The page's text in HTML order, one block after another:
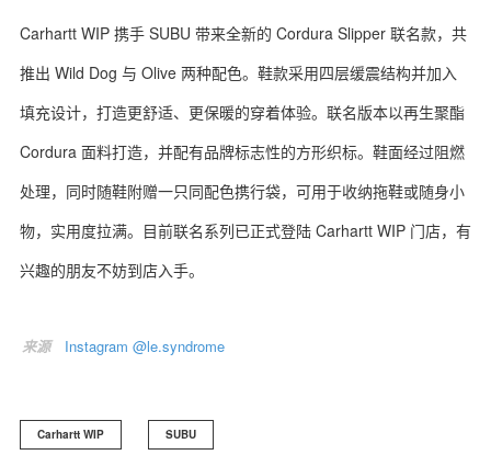
Carhartt WIP 携手 SUBU 带来全新的 Cordura Slipper 联名款，共
推出 Wild Dog 与 Olive 两种配色。鞋款采用四层缓震结构并加入
填充设计，打造更舒适、更保暖的穿着体验。联名版本以再生聚酯
Cordura 面料打造，并配有品牌标志性的方形织标。鞋面经过阻燃
处理，同时随鞋附赠一只同配色携行袋，可用于收纳拖鞋或随身小
物，实用度拉满。目前联名系列已正式登陆 Carhartt WIP 门店，有
兴趣的朋友不妨到店入手。
来源 Instagram @le.syndrome
Carhartt WIP SUBU